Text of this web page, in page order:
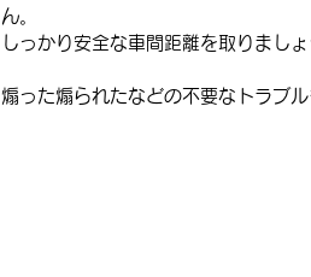
ん。
しっかり安全な車間距離を取りましょ
煽った煽られたなどの不要なトラブ